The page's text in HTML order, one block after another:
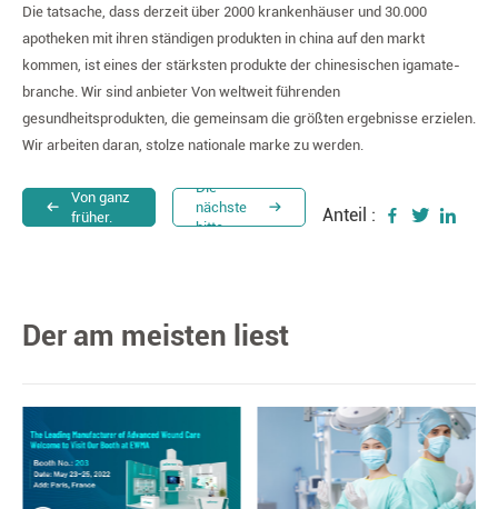
Die tatsache, dass derzeit über 2000 krankenhäuser und 30.000
apotheken mit ihren ständigen produkten in china auf den markt
kommen, ist eines der stärksten produkte der chinesischen igamate-
branche. Wir sind anbieter Von weltweit führenden
gesundheitsprodukten, die gemeinsam die größten ergebnisse erzielen.
Wir arbeiten daran, stolze nationale marke zu werden.
Von ganz
früher.
Die
nächste
bitte.
Anteil :
Der am meisten liest